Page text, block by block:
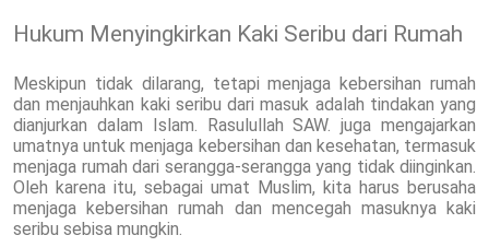
Hukum Menyingkirkan Kaki Seribu dari Rumah
Meskipun tidak dilarang, tetapi menjaga kebersihan rumah
dan menjauhkan kaki seribu dari masuk adalah tindakan yang
dianjurkan dalam Islam. Rasulullah SAW. juga mengajarkan
umatnya untuk menjaga kebersihan dan kesehatan, termasuk
menjaga rumah dari serangga-serangga yang tidak diinginkan.
Oleh karena itu, sebagai umat Muslim, kita harus berusaha
menjaga kebersihan rumah dan mencegah masuknya kaki
seribu sebisa mungkin.